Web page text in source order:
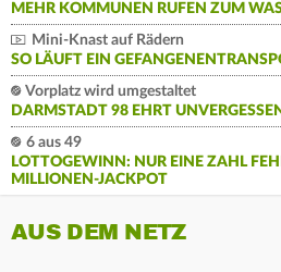
MEHR KOMMUNEN RUFEN ZUM
Mini-Knast auf Rädern
SO LÄUFT EIN
Vorplatz wird umgestaltet
DARMSTADT 98 EHRT
6 aus 49
LOTTOGEWINN: NUR EINE ZAHL
MILLIONEN-JACKPOT
AUS DEM NETZ